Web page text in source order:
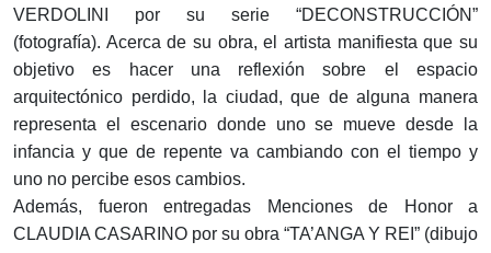
VERDOLINI por su serie “DECONSTRUCCIÓN”
(fotografía). Acerca de su obra, el artista manifiesta que su
objetivo es hacer una reflexión sobre el espacio
arquitectónico perdido, la ciudad, que de alguna manera
representa el escenario donde uno se mueve desde la
infancia y que de repente va cambiando con el tiempo y
uno no percibe esos cambios.
Además, fueron entregadas Menciones de Honor a
CLAUDIA CASARINO por su obra “TA’ANGA Y REI” (dibujo